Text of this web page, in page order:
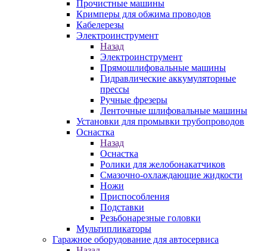
Прочистные машины
Кримперы для обжима проводов
Кабелерезы
Электроинструмент
Назад
Электроинструмент
Прямошлифовальные машины
Гидравлические аккумуляторные
прессы
Ручные фрезеры
Ленточные шлифовальные машины
Установки для промывки трубопроводов
Оснастка
Назад
Оснастка
Ролики для желобонакатчиков
Смазочно-охлаждающие жидкости
Ножи
Приспособления
Подставки
Резьбонарезные головки
Мультипликаторы
Гаражное оборудование для автосервиса